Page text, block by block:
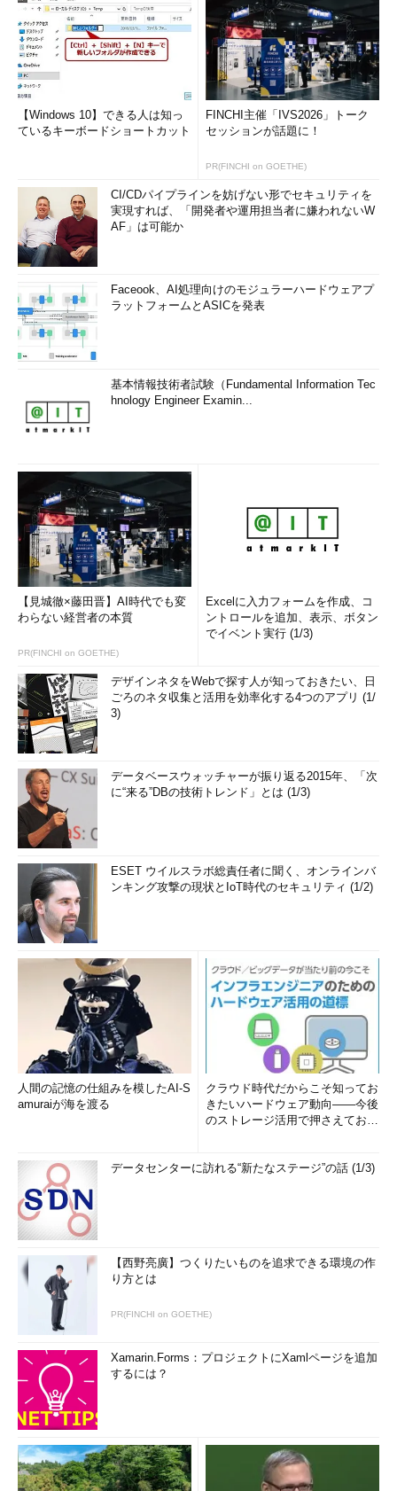
【Windows 10】できる人は知っ
ているキーボードショートカット
FINCHI主催「IVS2026」トーク
セッションが話題に！
PR(FINCHI on GOETHE)
CI/CDパイプラインを妨げない形でセキュリティを
実現すれば、「開発者や運用担当者に嫌われないW
AF」は可能か
Faceook、AI処理向けのモジュラーハードウェアプ
ラットフォームとASICを発表
基本情報技術者試験（Fundamental Information Tec
hnology Engineer Examin...
【見城徹×藤田晋】AI時代でも変
わらない経営者の本質
PR(FINCHI on GOETHE)
Excelに入力フォームを作成、コ
ントロールを追加、表示、ボタン
でイベント実行 (1/3)
デザインネタをWebで探す人が知っておきたい、日
ごろのネタ収集と活用を効率化する4つのアプリ (1/
3)
データベースウォッチャーが振り返る2015年、「次
に“来る”DBの技術トレンド」とは (1/3)
ESET ウイルスラボ総責任者に聞く、オンラインバ
ンキング攻撃の現状とIoT時代のセキュリティ (1/2)
人間の記憶の仕組みを模したAI-S
amuraiが海を渡る
クラウド時代だからこそ知ってお
きたいハードウェア動向――今後
のストレージ活用で押さえておき
データセンターに訪れる“新たなステージ”の話 (1/3)
【西野亮廣】つくりたいものを追求できる環境の作
り方とは
PR(FINCHI on GOETHE)
Xamarin.Forms：プロジェクトにXamlページを追加
するには？